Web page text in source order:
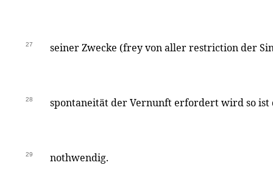
27 seiner Zwecke (frey von aller restriction der
28 spontaneität der Vernunft erfordert wird so
29 nothwendig.